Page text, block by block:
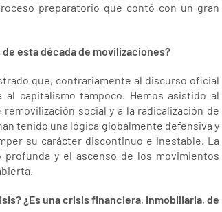
preparatorio que contó con un gran
esta década de movilizaciones?
que, contrariamente al discurso oficial
capitalismo tampoco. Hemos asistido al
social y a la radicalización de
tenido una lógica globalmente defensiva y
su carácter discontinuo e inestable. La
y el ascenso de los movimientos
¿Es una crisis financiera, inmobiliaria, de